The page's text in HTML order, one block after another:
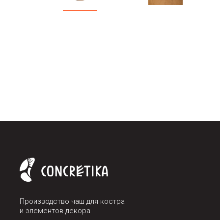
Производство чаш для костра
и элементов декора